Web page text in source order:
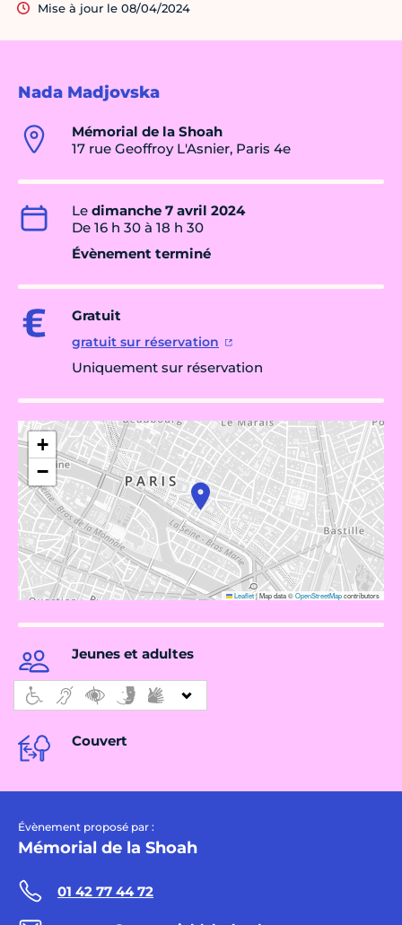
Nada Madjovska
Mémorial de la Shoah
17 rue Geoffroy L'Asnier, Paris 4e
Le dimanche 7 avril 2024
De 16 h 30 à 18 h 30
Évènement terminé
Gratuit
gratuit sur réservation
Uniquement sur réservation
+
−
Leaflet|Map data ©OpenStreetMapcontributors
Jeunes et adultes
Couvert
Évènement proposé par :
Mémorial de la Shoah
01 42 77 44 72
Mise à jour le 08/04/2024